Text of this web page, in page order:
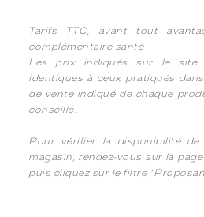
Tarifs TTC, avant tout
complémentaire santé
Les prix indiqués sur le site
identiques à ceux pratiqués
de vente indiqué de chaque
conseillé.
Pour vérifier la disponibilité
magasin, rendez-vous sur la page
puis cliquez sur le filtre